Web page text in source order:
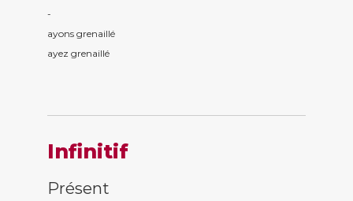
-
ayons grenaillé
ayez grenaillé
Infinitif
Présent